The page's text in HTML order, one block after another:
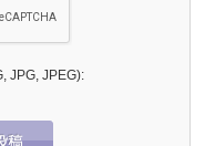
JPG, JPEG):